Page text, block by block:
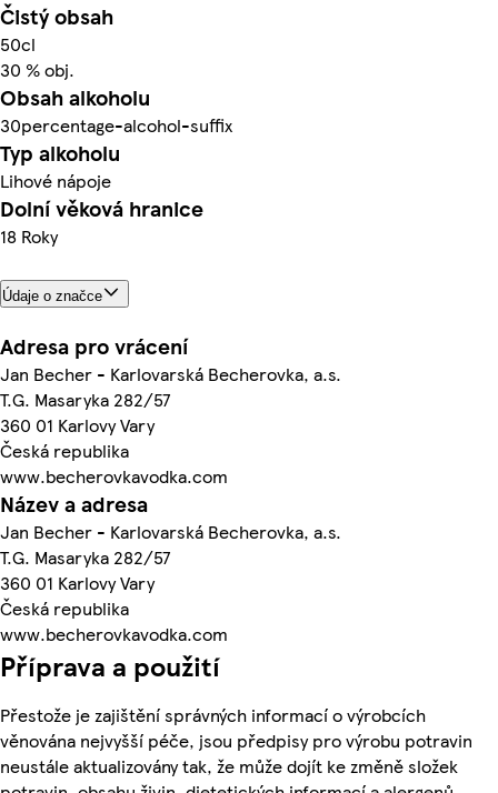
Čistý obsah
50cl
30 % obj.
Obsah alkoholu
30percentage-alcohol-suffix
Typ alkoholu
Lihové nápoje
Dolní věková hranice
18 Roky
Údaje o značce
Adresa pro vrácení
Jan Becher - Karlovarská Becherovka, a.s.
T.G. Masaryka 282/57
360 01 Karlovy Vary
Česká republika
www.becherovkavodka.com
Název a adresa
Jan Becher - Karlovarská Becherovka, a.s.
T.G. Masaryka 282/57
360 01 Karlovy Vary
Česká republika
www.becherovkavodka.com
Příprava a použití
Přestože je zajištění správných informací o výrobcích
věnována nejvyšší péče, jsou předpisy pro výrobu potravin
neustále aktualizovány tak, že může dojít ke změně složek